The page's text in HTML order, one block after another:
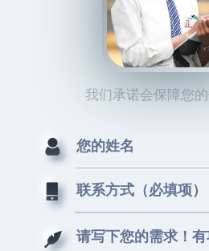
我们承诺会保障您